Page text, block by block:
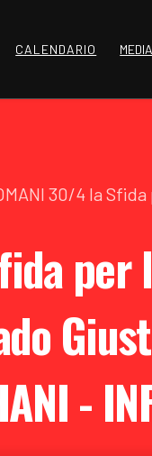
CALENDARIO MEDIA
30/4 la
per
-